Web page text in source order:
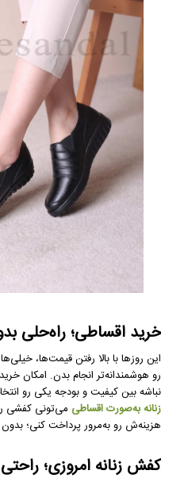
خرید اقساطی؛ راه‌حلی
این روزها با بالا رفتن قیمت‌ها،
رو هوشمندانه‌تر انجام بدن. امکان
نباشه بین کیفیت و بودجه یکی رو
زنانه به‌صورت اقساطی می‌تونی کفشی
هزینه‌ش رو به‌مرور پرداخت کنی؛
کفش زنانه امروزی؛